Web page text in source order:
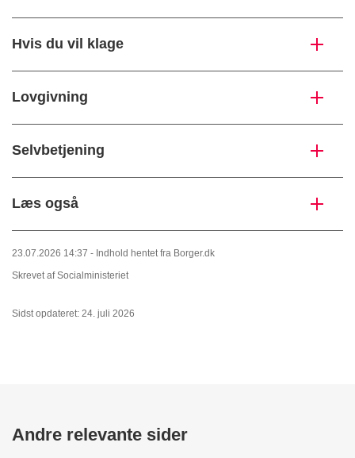
Hvis du vil klage
Lovgivning
Selvbetjening
Læs også
23.07.2026 14:37 - Indhold hentet fra Borger.dk
Skrevet af Socialministeriet
Sidst opdateret: 24. juli 2026
Andre relevante sider